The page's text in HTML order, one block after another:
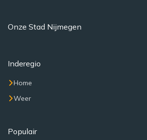
Onze Stad Nijmegen
Inderegio
Home
Weer
Populair